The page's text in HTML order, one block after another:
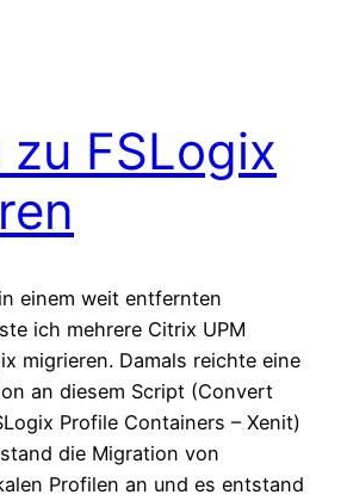
zu FSLogix
einem weit entfernten
ich mehrere Citrix UPM
migrieren. Damals reichte eine
an diesem Script (Convert
Profile Containers – Xenit)
die Migration von
Profilen an und es entstand